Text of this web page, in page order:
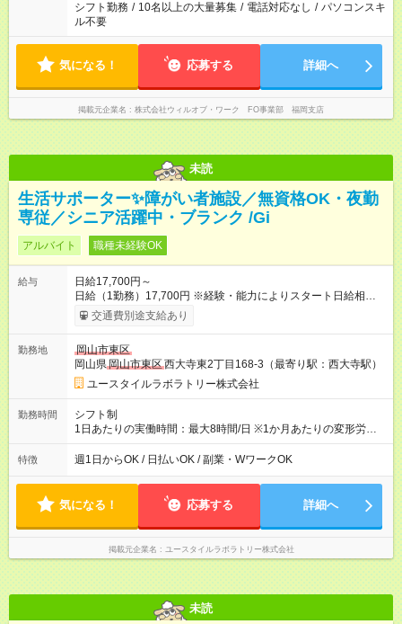
シフト勤務 / 10名以上の大量募集 / 電話対応なし / パソコンスキ
ル不要
気になる！ 応募する 詳細へ
掲載元企業名 株式会社ウィルオブ・ワーク FO事業部 福岡支店
未読
生活サポーター✨障がい者施設／無資格OK・夜勤
専従／シニア活躍中・ブランク /Gi
アルバイト 職種未経験OK
給与
日給17,700円～
日給（1勤務）17,700円 ※経験・能力によりスタート日給相談
可・昇給可 【試用期間】試用期間あり 試用期間の長さ：3ヶ月
雇用形態、給与は本採用時と同じです。
交通費別途支給あり
勤務地
岡山市東区
岡山県岡山市東区西大寺東2丁目168-3（最寄り駅：西大寺駅）
ユースタイルラボラトリー株式会社
勤務時間
シフト制
1日あたりの実働時間：最大8時間/日 ※1か月あたりの変形労働
制（週平均40時間以内） 夜勤：17:00-翌09:00（休憩2時間）
特徴 週1日からOK / 日払いOK / 副業・WワークOK
気になる！ 応募する 詳細へ
掲載元企業名 ユースタイルラボラトリー株式会社
未読